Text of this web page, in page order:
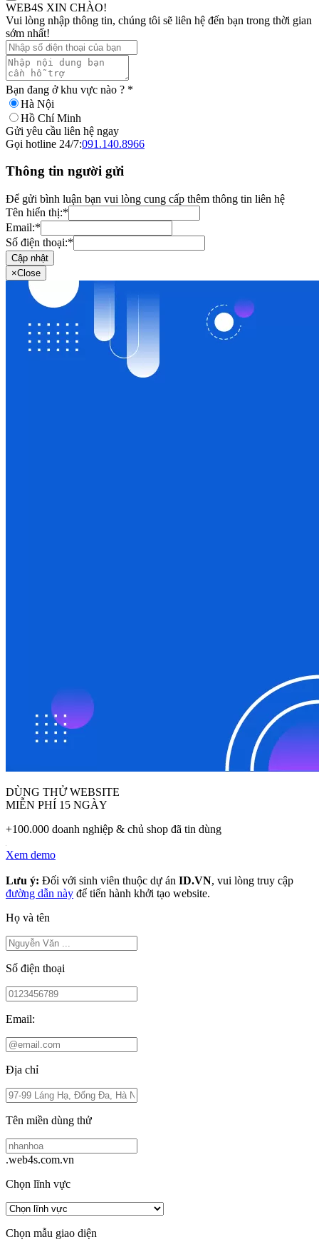
WEB4S XIN CHÀO!
Vui lòng nhập thông tin, chúng tôi sẽ liên hệ đến bạn trong thời gian
sớm nhất!
Bạn đang ở khu vực nào ? *
Hà Nội
Hồ Chí Minh
Gửi yêu cầu liên hệ ngay
Gọi hotline 24/7:091.140.8966
Thông tin người gửi
Để gửi bình luận bạn vui lòng cung cấp thêm thông tin liên hệ
Tên hiển thị:*
Email:*
Số điện thoại:*
Cập nhật
×Close
DÙNG THỬ WEBSITE
MIỄN PHÍ 15 NGÀY
+100.000 doanh nghiệp & chủ shop đã tin dùng
Xem demo
Lưu ý: Đối với sinh viên thuộc dự án ID.VN, vui lòng truy cập
đường dẫn này để tiến hành khởi tạo website.
Họ và tên
Số điện thoại
Email:
Địa chỉ
Tên miền dùng thử
.web4s.com.vn
Chọn lĩnh vực
Chọn mẫu giao diện